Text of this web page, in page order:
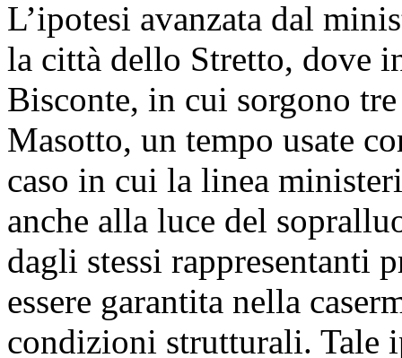
L’ipotesi avanzata dal
la città dello Stretto, dove
Bisconte, in cui sorgono
Masotto, un tempo usate
caso in cui la linea
anche alla luce del
dagli stessi rappresentanti
essere garantita nella
condizioni strutturali. Tale